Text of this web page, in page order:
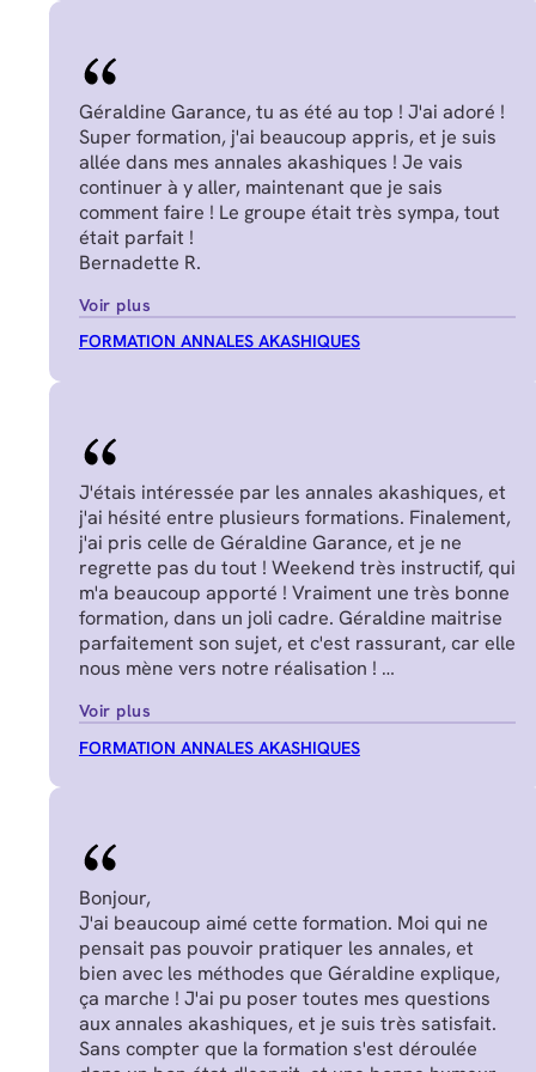
Géraldine Garance, tu as été au top ! J'ai adoré !
Super formation, j'ai beaucoup appris, et je suis
allée dans mes annales akashiques ! Je vais
continuer à y aller, maintenant que je sais
comment faire ! Le groupe était très sympa, tout
était parfait !
Bernadette R.
Voir plus
FORMATION ANNALES AKASHIQUES
J'étais intéressée par les annales akashiques, et
j'ai hésité entre plusieurs formations. Finalement,
j'ai pris celle de Géraldine Garance, et je ne
regrette pas du tout ! Weekend très instructif, qui
m'a beaucoup apporté ! Vraiment une très bonne
formation, dans un joli cadre. Géraldine maitrise
parfaitement son sujet, et c'est rassurant, car elle
nous mène vers notre réalisation !
Voir plus
FORMATION ANNALES AKASHIQUES
Bonjour,
J'ai beaucoup aimé cette formation. Moi qui ne
pensait pas pouvoir pratiquer les annales, et
bien avec les méthodes que Géraldine explique,
ça marche ! J'ai pu poser toutes mes questions
aux annales akashiques, et je suis très satisfait.
Sans compter que la formation s'est déroulée